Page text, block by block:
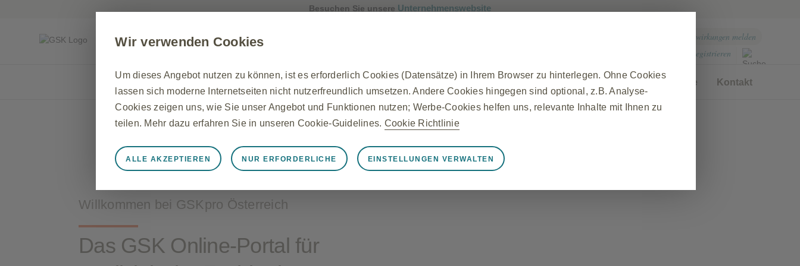
Besuchen Sie unsere Unternehmenswebsite
Für medizinische Fachkreise Nebenwirkungen melden
Registrieren
Produkte Therapiegebiete Kontakt
Willkommen bei GSKpro Österreich
Das GSK Online-Portal für
Wir verwenden Cookies
Um dieses Angebot nutzen zu können, ist es erforderlich Cookies (Datensätze) in Ihrem Browser zu hinterlegen. Ohne Cookies
lassen sich moderne Internetseiten nicht nutzerfreundlich umsetzen. Andere Cookies hingegen sind optional, z.B. Analyse-
Cookies zeigen uns, wie Sie unser Angebot und Funktionen nutzen; Werbe-Cookies helfen uns, relevante Inhalte mit Ihnen zu
teilen. Mehr dazu erfahren Sie in unseren Cookie-Guidelines. Cookie Richtlinie
Immer aktiv Nur unbedingt erforderliche
Diese sind notwendig, damit die Website ordnungsgemäß funktioniert, z. B. um Sitzungsdaten während eines Website-Besuchs
zu speichern, Cookie- und Tag-Einstellungen zu verwalten und die Sicherheit der Website zu gewährleisten. Darüber hinaus
gleichkommen, wie z. B. das Festlegen Ihrer Datenschutzeinstellungen, oder das Anmelden oder das Ausfüllen von Formularen.
Sie können Ihren Browser so einstellen, dass er diese Cookies blockiert oder Sie darauf hinweist, aber einige Teile der Website
NUR ERFORDERLICHE EINSTELLUNGEN VERWALTEN
ALLE AKZEPTIEREN